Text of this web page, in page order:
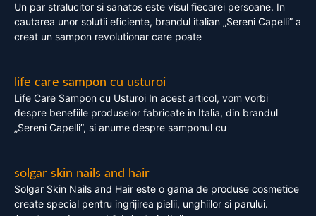
Un par stralucitor si sanatos este visul fiecarei persoane. In
cautarea unor solutii eficiente, brandul italian „Sereni Capelli” a
creat un sampon revolutionar care poate
life care sampon cu usturoi
Life Care Sampon cu Usturoi In acest articol, vom vorbi
despre benefiile produselor fabricate in Italia, din brandul
„Sereni Capelli”, si anume despre samponul cu
solgar skin nails and hair
Solgar Skin Nails and Hair este o gama de produse cosmetice
create special pentru ingrijirea pielii, unghiilor si parului.